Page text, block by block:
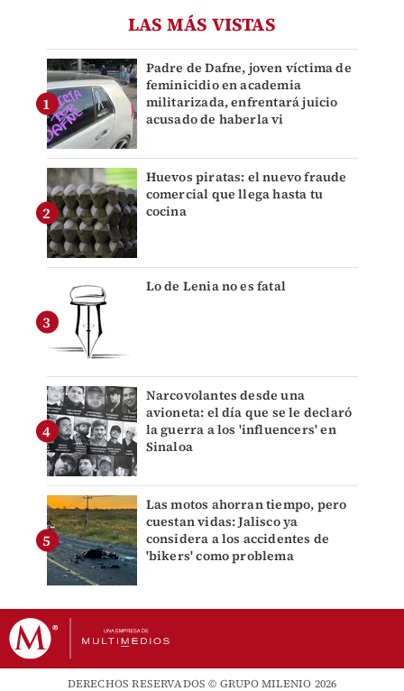
LAS MÁS VISTAS
Padre de Dafne, joven víctima de
feminicidio en academia
militarizada, enfrentará juicio
acusado de haberla vi
Huevos piratas: el nuevo fraude
comercial que llega hasta tu
cocina
Lo de Lenia no es fatal
Narcovolantes desde una
avioneta: el día que se le declaró
la guerra a los 'influencers' en
Sinaloa
Las motos ahorran tiempo, pero
cuestan vidas: Jalisco ya
considera a los accidentes de
'bikers' como problema
DERECHOS RESERVADOS © GRUPO MILENIO 2026